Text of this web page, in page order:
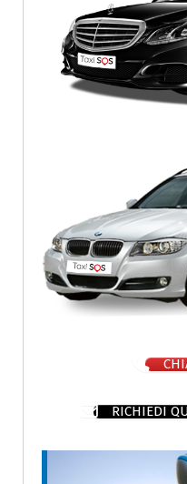
RICHIEDI